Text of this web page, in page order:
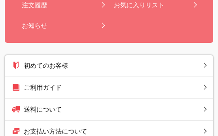
注文履歴 お気に入りリスト
お知らせ
初めてのお客様
ご利用ガイド
送料について
お支払い方法について